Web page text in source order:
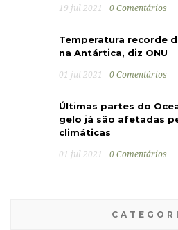
19 jul 2021 0 Comentários
Temperatura recorde
na Antártica, diz ONU
01 jul 2021 0 Comentários
Últimas partes do
gelo já são afetadas
climáticas
01 jul 2021 0 Comentários